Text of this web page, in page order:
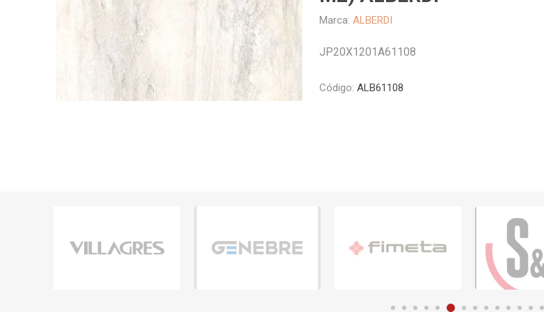
Grifería
Bachas
Extractores
Muebles
Marca: ALBERDI
JP20X1201A61108
Código: ALB61108